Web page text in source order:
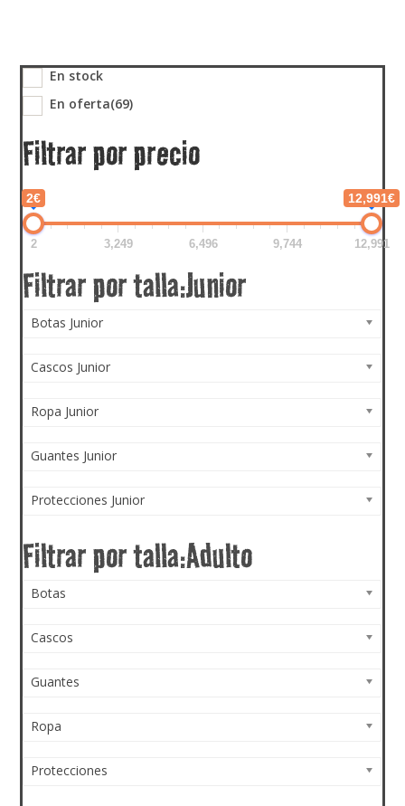
En stock
En oferta(69)
Filtrar por precio
2€ 12,991€
2 3,249 6,496 9,744 12,991
Botas Junior
Cascos Junior
Ropa Junior
Guantes Junior
Protecciones Junior
Botas
Cascos
Guantes
Ropa
Protecciones